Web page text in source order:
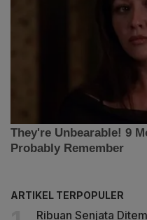
ARTIKEL TERPOPULER
Ribuan Senjata